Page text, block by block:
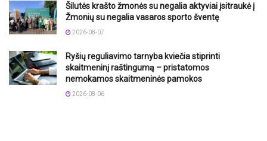
Šilutės krašto žmonės su negalia aktyviai įsitraukė į
Žmonių su negalia vasaros sporto šventę
2026-08-07
Ryšių reguliavimo tarnyba kviečia stiprinti
skaitmeninį raštingumą – pristatomos
nemokamos skaitmeninės pamokos
2026-08-06